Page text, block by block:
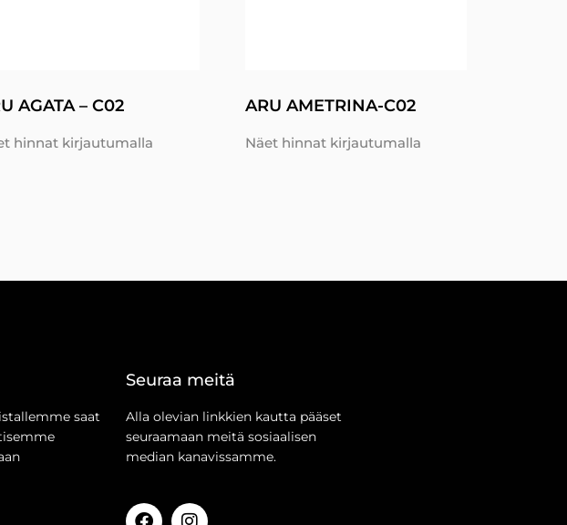
AGATA – C02
hinnat kirjautumalla
ARU AMETRINA-C02
Näet hinnat kirjautumalla
saat
Seuraa meitä
Alla olevian linkkien kautta pääset
seuraamaan meitä sosiaalisen
median kanavissamme.